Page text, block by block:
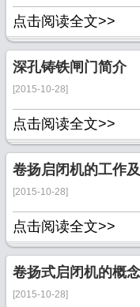
点击阅读全文>>
深孔铸铁闸门简介
[2015-10-28]
点击阅读全文>>
卷扬启闭机的工作
[2015-10-28]
点击阅读全文>>
卷扬式启闭机的概
[2015-10-28]